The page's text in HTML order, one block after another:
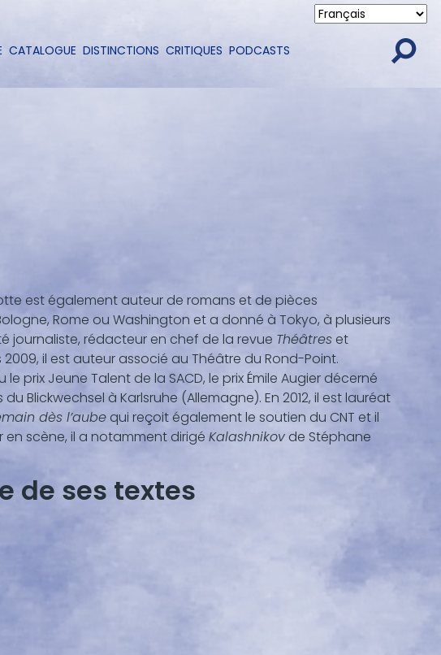
CATALOGUE DISTINCTIONS CRITIQUES PODCASTS
est également auteur de romans et de pièces
Rome ou Washington et a donné à Tokyo, à plusieurs
journaliste, rédacteur en chef de la revue Théâtres et
il est auteur associé au Théâtre du Rond-Point.
prix Jeune Talent de la SACD, le prix Émile Augier décerné
Blickwechsel à Karlsruhe (Allemagne). En 2012, il est lauréat
dès l’aubequi reçoit également le soutien du CNT et il
scène, il a notamment dirigé Kalashnikovde Stéphane
de ses textes